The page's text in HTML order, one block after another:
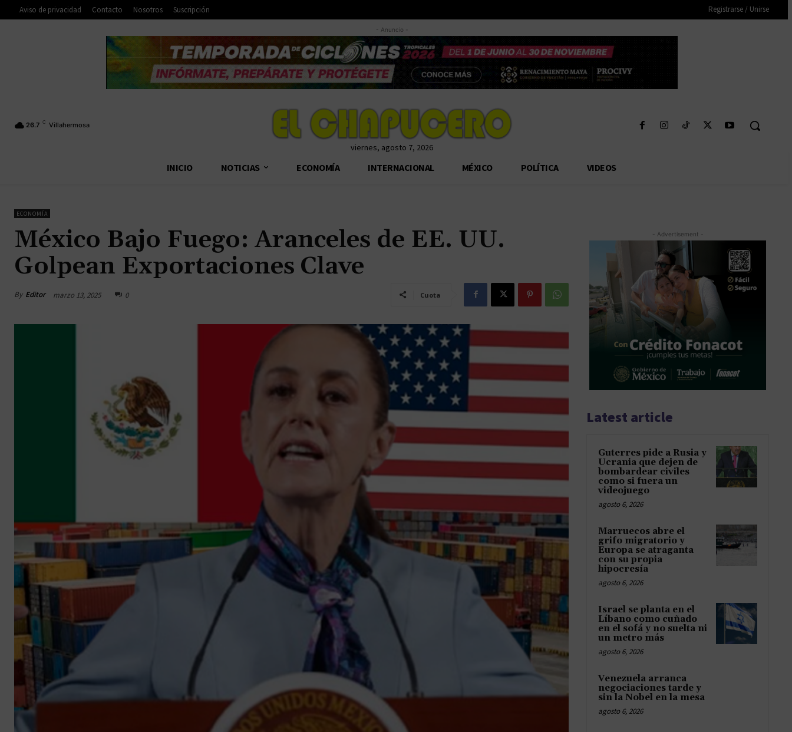
Aviso de privacidad Contacto Nosotros Suscripción Registrarse / Unirse
- Anuncio -
26.7 C Villahermosa
viernes, agosto 7, 2026
INICIO NOTICIAS ECONOMÍA INTERNACIONAL MÉXICO POLÍTICA VIDEOS
ECONOMÍA
México Bajo Fuego: Aranceles de EE. UU.
Golpean Exportaciones Clave
By Editor marzo 13, 2025 0 Cuota
- Advertisement -
Latest article
Guterres pide a Rusia y
Ucrania que dejen de
bombardear civiles
como si fuera un
videojuego
agosto 6, 2026
Marruecos abre el
grifo migratorio y
Europa se atraganta
con su propia
hipocresía
agosto 6, 2026
Israel se planta en el
Líbano como cuñado
en el sofá y no suelta ni
un metro más
agosto 6, 2026
Venezuela arranca
negociaciones tarde y
sin la Nobel en la mesa
agosto 6, 2026